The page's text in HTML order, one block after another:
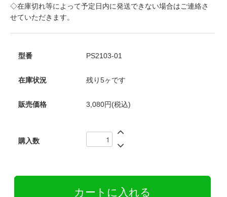
◇在庫切れ等によって予定日内に発送できない場合はご連絡さ
せていただきます。
型番 PS2103-01
在庫状況 残り5ヶです
販売価格 3,080円(税込)
購入数